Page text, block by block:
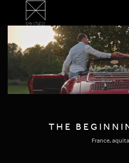
THE
France,